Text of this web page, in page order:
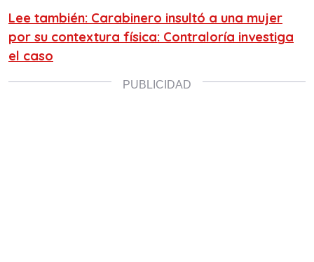
Lee también: Carabinero insultó a una mujer
por su contextura física: Contraloría investiga
el caso